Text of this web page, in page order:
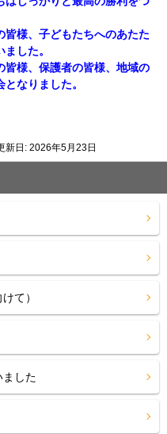
様、子どもたちへのあたた
した。
皆様、保護者の皆様、地域の
なりました。
新日: 2026年5月23日
て）
ました